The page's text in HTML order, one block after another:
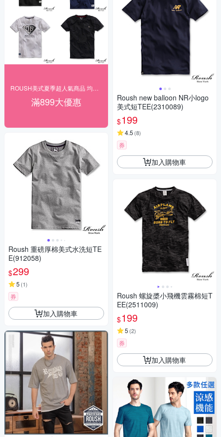
滿899大優惠
Roush 重磅厚棉美式水洗短TE
E(912058)
$299
5 (1)
券
加入購物車
Roush new balloon NR小logo
美式短TEE(2310089)
$199
4.5 (8)
券
加入購物車
Roush 螺旋槳小飛機雲霧棉短T
EE(2511009)
$199
5 (2)
券
加入購物車